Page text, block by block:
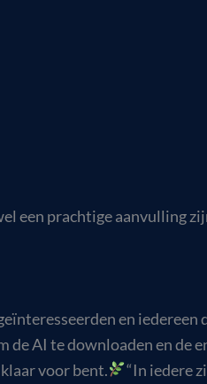
een prachtige aanvulling
en
AI te downloaden en de
voor bent.
“In iedere